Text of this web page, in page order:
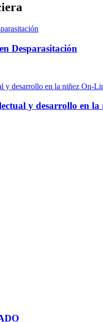
Desparasitación
y desarrollo en